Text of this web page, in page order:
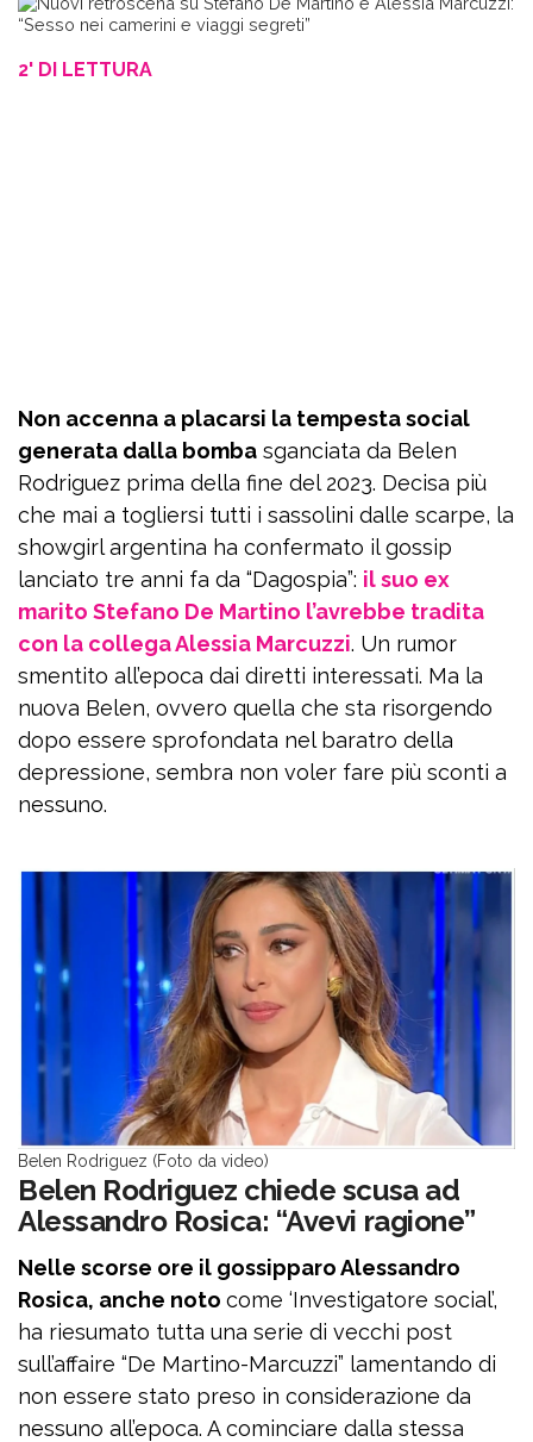
2' DI LETTURA
Non accenna a placarsi la tempesta social
generata dalla bomba sganciata da Belen
Rodriguez prima della fine del 2023. Decisa più
che mai a togliersi tutti i sassolini dalle scarpe, la
showgirl argentina ha confermato il gossip
lanciato tre anni fa da “Dagospia”: il suo ex
marito Stefano De Martino l’avrebbe tradita
con la collega Alessia Marcuzzi. Un rumor
smentito all’epoca dai diretti interessati. Ma la
nuova Belen, ovvero quella che sta risorgendo
dopo essere sprofondata nel baratro della
depressione, sembra non voler fare più sconti a
nessuno.
Belen Rodriguez (Foto da video)
Belen Rodriguez chiede scusa ad
Alessandro Rosica: “Avevi ragione”
Nelle scorse ore il gossipparo Alessandro
Rosica, anche noto come ‘Investigatore social’,
ha riesumato tutta una serie di vecchi post
sull’affaire “De Martino-Marcuzzi” lamentando di
non essere stato preso in considerazione da
nessuno all’epoca. A cominciare dalla stessa